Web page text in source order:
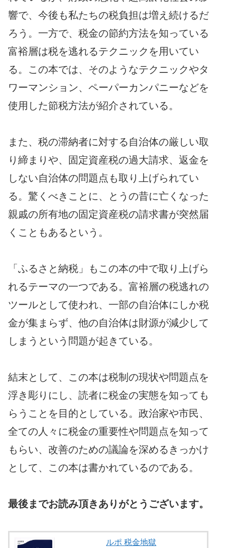
響で、今後も私たちの税負担は増え続けるだ
ろう。一方で、税金の節約方法を知っている
富裕層は税を逃れるテクニックを用いてい
る。この本では、そのようなテクニックやタ
ワーマンション、ペーパーカンパニーなどを
使用した節税方法が紹介されている。
また、税の滞納者に対する自治体の厳しい取
り締まりや、固定資産税の過大請求、返金を
しない自治体の問題点も取り上げられてい
る。驚くべきことに、とうの昔に亡くなった
親戚の所有地の固定資産税の請求書が突然届
くこともあるという。
「ふるさと納税」もこの本の中で取り上げら
れるテーマの一つである。富裕層の税逃れの
ツールとして使われ、一部の自治体にしか税
金が集まらず、他の自治体は財源が減少して
しまうという問題が起きている。
結末として、この本は税制の現状や問題点を
浮き彫りにし、読者に税金の実態を知っても
らうことを目的としている。政治家や市民、
全ての人々に税金の重要性や問題点を知って
もらい、改善のための議論を深めるきっかけ
として、この本は書かれているのである。
最後までお読み頂きありがとうございます。
ルポ 税金地獄